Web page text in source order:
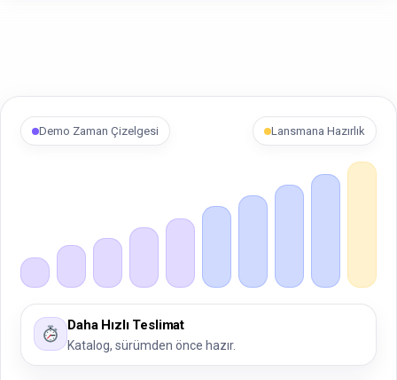
Demo Zaman Çizelgesi Lansmana Hazırlık
Daha Hızlı Teslimat
Katalog, sürümden önce hazır.